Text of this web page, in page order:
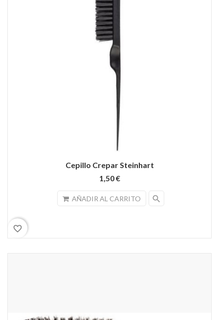
Cepillo Crepar Steinhart
1,50 €
AÑADIR AL CARRITO search
favorite_border